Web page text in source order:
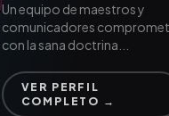
Un equipo de maestros y
comunicadores
con la sana doctrina...
VER PERFIL
COMPLETO →